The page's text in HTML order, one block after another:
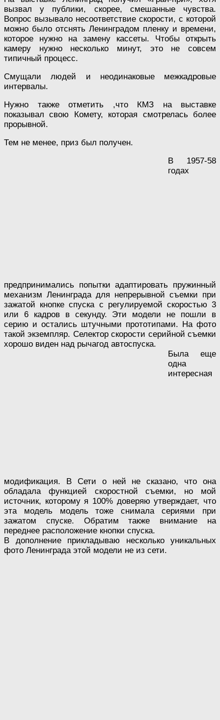
вызвал у публики, скорее, смешанные чувства.
Вопрос вызывало несоответствие скорости, с которой
можно было отснять Ленинградом пленку и времени,
которое нужно на замену кассеты. Чтобы открыть
камеру нужно несколько минут, это не совсем
типичный процесс.
Смущали людей и неодинаковые межкадровые
интервалы.
Нужно также отметить ,что КМЗ на выставке
показывал свою Комету, которая смотрелась более
прорывной.
Тем не менее, приз был получен.
В 1957-58
годах
предпринимались попытки адаптировать пружинный
механизм Ленинграда для непрерывной съемки при
зажатой кнопке спуска с регулируемой скоростью 3
или 6 кадров в секунду. Эти модели не пошли в
серию и остались штучными прототипами. На фото
такой экземпляр. Селектор скорости серийной съемки
хорошо виден над рычагод автоспуска.
Была еще
одна
интересная
модификация. В Сети о ней не сказано, что она
обладала функцией скоростной съемки, но мой
источник, которому я 100% доверяю утверждает, что
эта модель модель тоже снимала сериями при
зажатом спуске. Обратим также внимание на
переднее расположение кнопки спуска.
В дополнение прикладываю несколько уникальных
фото Ленинграда этой модели не из сети.